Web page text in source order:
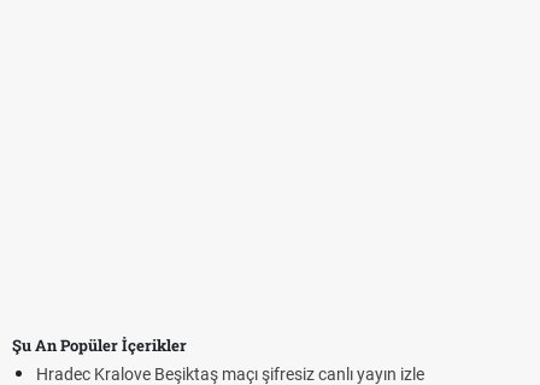
Şu An Popüler İçerikler
Hradec Kralove Beşiktaş maçı şifresiz canlı yayın izle